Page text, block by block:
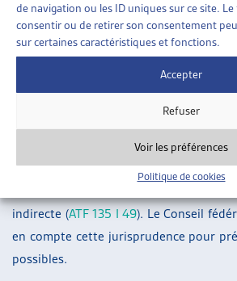
de navigation ou les ID uniques sur ce site.
consentir ou de retirer son consentement
sur certaines caractéristiques et fonctions.
Accepter
Refuser
Voir les préférences
Politique de cookies
personnes et doit être justifiée
prépondérant et respecter le principe
En l’espèce, la personne avait 22 ans,
ans en Suisse comme admise
personne. Il n’y avait dès lors pas
prépondérant et son refus de
indirecte (ATF 135 I 49). Le Conseil
en compte cette jurisprudence pour
possibles.